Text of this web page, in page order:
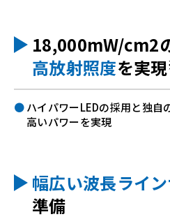
18,000mW/cm2
高放射照度を実現
ハイパワーLEDの採用と独自
高いパワーを実現
幅広い波長ライ
準備